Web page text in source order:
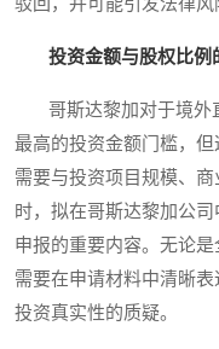
驳回，并可能引发法律风
投资金额与股权比例
哥斯达黎加对于境外
最高的投资金额门槛，
需要与投资项目规模、
时，拟在哥斯达黎加公
申报的重要内容。无论
需要在申请材料中清晰
投资真实性的质疑。